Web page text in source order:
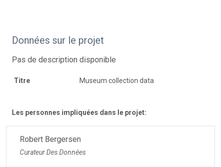
Données sur le projet
Pas de description disponible
Titre Museum collection data
Les personnes impliquées dans le projet:
Robert Bergersen
Curateur Des Données